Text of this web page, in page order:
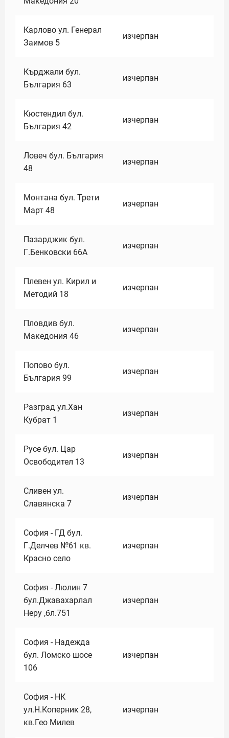
Карлово ул. Генерал
Заимов 5
изчерпан
Кърджали бул.
България 63
изчерпан
Кюстендил бул.
България 42
изчерпан
Ловеч бул. България
48
изчерпан
Монтана бул. Трети
Март 48
изчерпан
Пазарджик бул.
Г.Бенковски 66А
изчерпан
Плевен ул. Кирил и
Методий 18
изчерпан
Пловдив бул.
Македония 46
изчерпан
Попово бул.
България 99
изчерпан
Разград ул.Хан
Кубрат 1
изчерпан
Русе бул. Цар
Освободител 13
изчерпан
Сливен ул.
Славянска 7
изчерпан
София - ГД бул.
Г.Делчев №61 кв.
Красно село
изчерпан
София - Люлин 7
бул.Джавахарлал
Неру ,бл.751
изчерпан
София - Надежда
бул. Ломско шосе
106
изчерпан
София - НК
ул.Н.Коперник 28,
кв.Гео Милев
изчерпан